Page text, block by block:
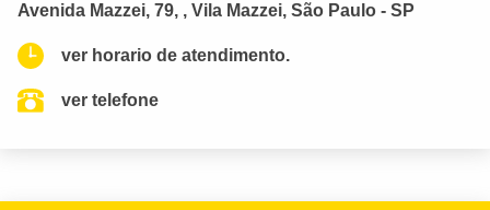
Avenida Mazzei, 79, , Vila Mazzei, São Paulo - SP
ver horario de atendimento.
ver telefone